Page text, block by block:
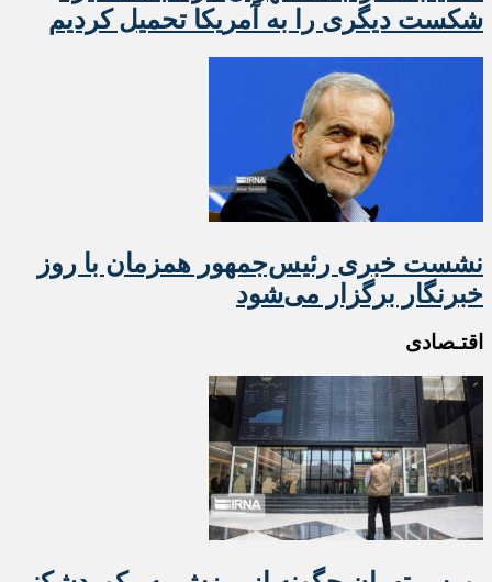
شکست دیگری را به آمریکا تحمیل کردیم
نشست خبری رئیس‌جمهور همزمان با روز
خبرنگار برگزار می‌شود
اقتـصادی